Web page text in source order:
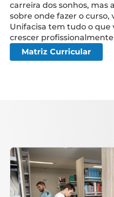
carreira dos sonhos, mas
sobre onde fazer o curso,
Unifacisa tem tudo o que
crescer
Matriz Curricular